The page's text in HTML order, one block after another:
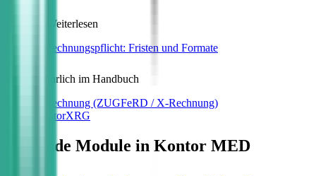
Zum Weiterlesen
E-Rechnungspflicht: Fristen und Formate
Ausführlich im Handbuch
E-Rechnung (ZUGFeRD / X-Rechnung)
KontorXRG
Passende Module in Kontor MED